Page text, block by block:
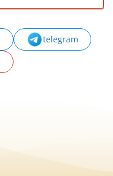
telegram